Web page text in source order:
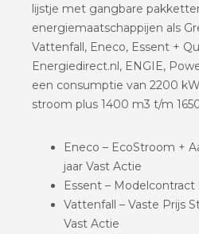
lijstje met gangbare
energiemaatschappijen als
Vattenfall, Eneco, Essent +
Energiedirect.nl, ENGIE,
een consumptie van 2200
stroom plus 1400 m3 t/m
Eneco – EcoStroom +
jaar Vast Actie
Essent – Modelcontract
Vattenfall – Vaste Prijs
Vast Actie